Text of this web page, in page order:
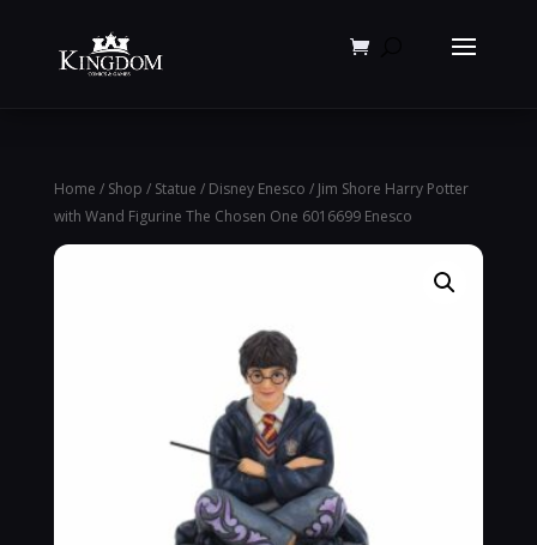
Home / Shop / Statue / Disney Enesco / Jim Shore Harry Potter
with Wand Figurine The Chosen One 6016699 Enesco